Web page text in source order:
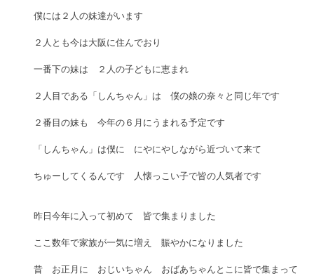
僕には２人の妹達がいます
２人とも今は大阪に住んでおり
一番下の妹は　２人の子どもに恵まれ
２人目である「しんちゃん」は　僕の娘の奈々と同じ年です
２番目の妹も　今年の６月にうまれる予定です
「しんちゃん」は僕に　にやにやしながら近づいて来て
ちゅーしてくるんです　人懐っこい子で皆の人気者です
昨日今年に入って初めて　皆で集まりました
ここ数年で家族が一気に増え　賑やかになりました
昔　お正月に　おじいちゃん　おばあちゃんとこに皆で集まって